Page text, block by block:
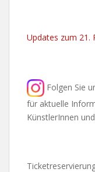
Updates zum 21.
Folgen Sie
für aktuelle
KünstlerInnen